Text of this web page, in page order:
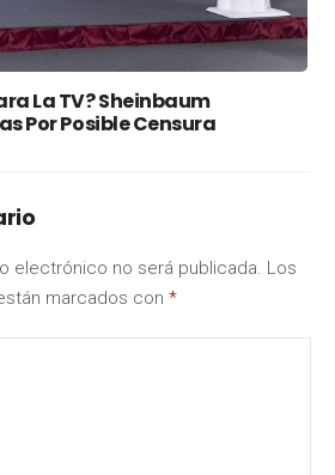
La TV? Sheinbaum
Por Posible Censura
electrónico no será publicada. Los
marcados con *